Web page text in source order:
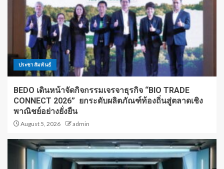
ประชาสัมพันธ์
BEDO เดินหน้าจัดกิจกรรมเจรจาธุรกิจ “BIO TRADE
CONNECT 2026” ยกระดับผลิตภัณฑ์ท้องถิ่นสู่ตลาดเชิง
พาณิชย์อย่างยั่งยืน
August 5, 2026 admin